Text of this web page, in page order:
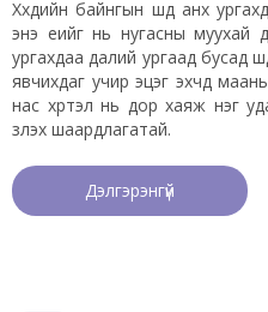
Хүүхдийн байнгын шүд анх
энэ үеийг нь нугасны муухай
ургахдаа далий ургаад бусад
явчихдаг учир эцэг эхчүүд
нас хүртэл нь дор хаяж нэг
үзүүлэх шаардлагатай.
Дэлгэрэнгүй